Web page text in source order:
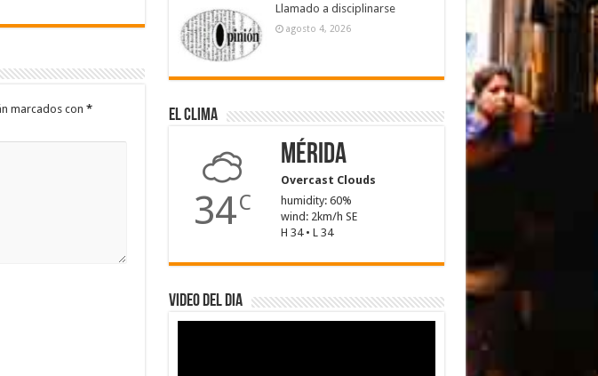
marcados con *
Llamado a disciplinarse
agosto 4, 2026
El Clima
34C
Mérida
Overcast Clouds
humidity: 60%
wind: 2km/h SE
H 34 • L 34
Video del dia